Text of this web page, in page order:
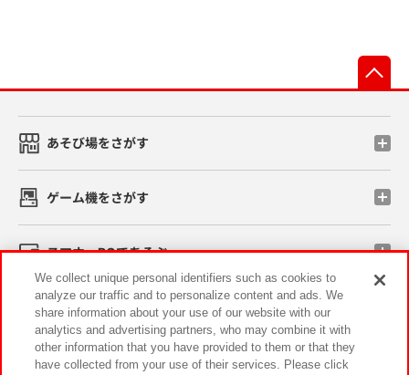
あそび場をさがす
ゲーム機をさがす
スマホ・PCであそぶ
イベント・キャンペーン
We collect unique personal identifiers such as cookies to
analyze our traffic and to personalize content and ads. We
share information about your use of our website with our
analytics and advertising partners, who may combine it with
other information that you have provided to them or that they
have collected from your use of their services. Please click